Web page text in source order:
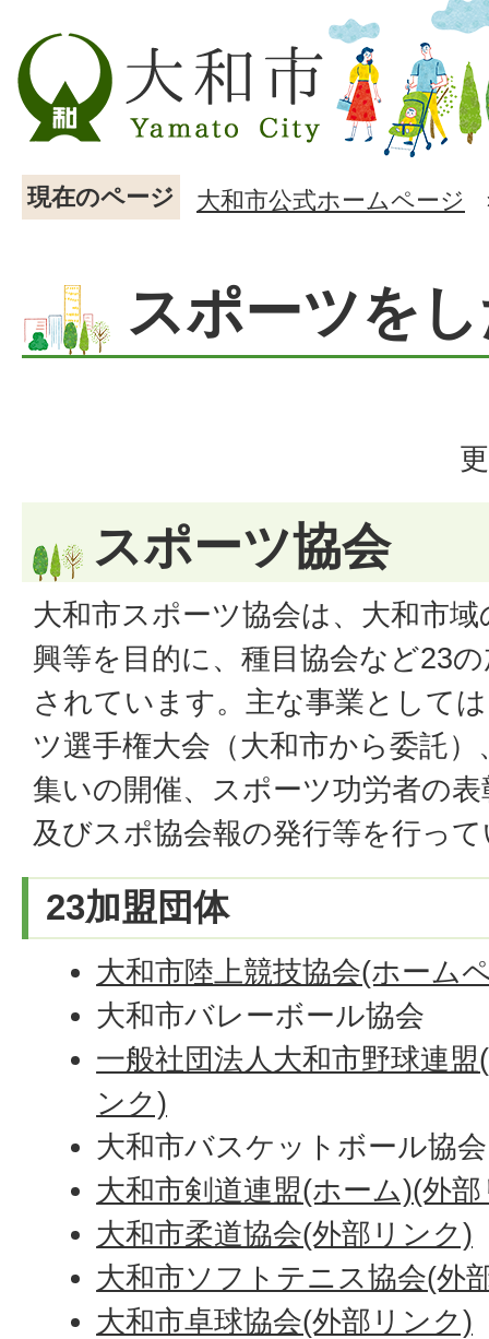
現在のページ 大和市公式ホームページ
スポーツを
スポーツ協会
大和市スポーツ協会は、大和市
興等を目的に、種目協会など23
されています。主な事業として
ツ選手権大会（大和市から委託
集いの開催、スポーツ功労者の
及びスポ協会報の発行等を行っ
23加盟団体
大和市陸上競技協会(ホーム
大和市バレーボール協会
一般社団法人大和市野球連
ンク)
大和市バスケットボール協会
大和市剣道連盟(ホーム)(外
大和市柔道協会(外部リンク)
大和市ソフトテニス協会(外
大和市卓球協会(外部リンク)